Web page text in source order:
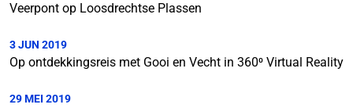
Veerpont op Loosdrechtse Plassen
3 JUN 2019
Op ontdekkingsreis met Gooi en Vecht in 360⁰ Virtual Reality
29 MEI 2019